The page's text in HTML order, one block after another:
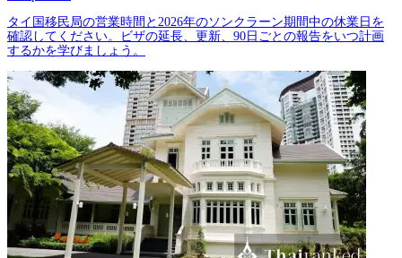
タイ国移民局の営業時間と2026年のソンクラーン期間中の休業日を
確認してください。ビザの延長、更新、90日ごとの報告をいつ計画
するかを学びましょう。